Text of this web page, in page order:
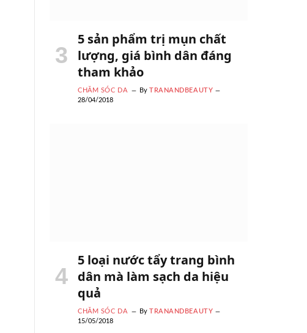
5 sản phẩm trị mụn chất
lượng, giá bình dân đáng
tham khảo
CHĂM SÓC DA By TRANANDBEAUTY
28/04/2018
5 loại nước tẩy trang bình
dân mà làm sạch da hiệu
quả
CHĂM SÓC DA By TRANANDBEAUTY
15/05/2018